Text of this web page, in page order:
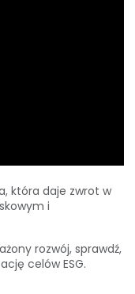
która daje zwrot w
i
rozwój, sprawdź,
celów ESG.